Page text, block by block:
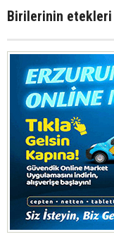
Birilerinin